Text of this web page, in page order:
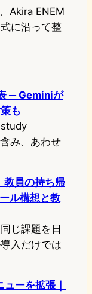
Akira ENEM
に沿って整
─ Geminiが
も
み、あわせ
教員の持ち帰
ル構想と教
じ課題を日
入だけでは
ーを拡張｜